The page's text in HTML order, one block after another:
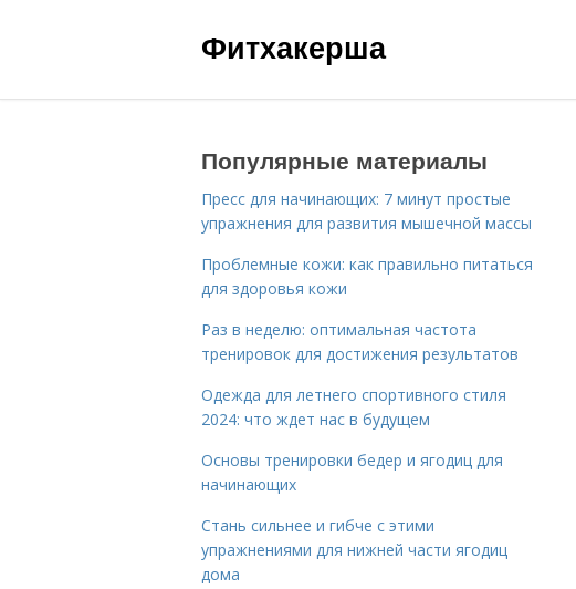
Фитхакерша
Популярные материалы
Пресс для начинающих: 7 минут простые
упражнения для развития мышечной массы
Проблемные кожи: как правильно питаться
для здоровья кожи
Раз в неделю: оптимальная частота
тренировок для достижения результатов
Одежда для летнего спортивного стиля
2024: что ждет нас в будущем
Основы тренировки бедер и ягодиц для
начинающих
Стань сильнее и гибче с этими
упражнениями для нижней части ягодиц
дома